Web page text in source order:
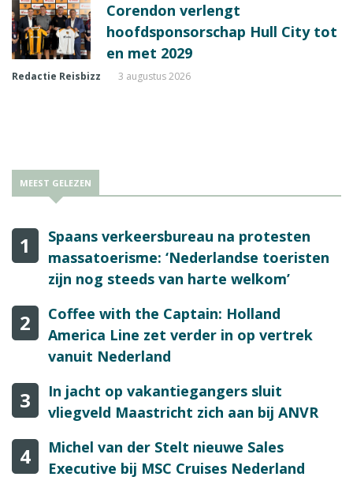
Corendon verlengt
hoofdsponsorschap Hull City tot
en met 2029
Redactie Reisbizz 3 augustus 2026
MEEST GELEZEN
1
Spaans verkeersbureau na protesten
massatoerisme: ‘Nederlandse toeristen
zijn nog steeds van harte welkom’
2
Coffee with the Captain: Holland
America Line zet verder in op vertrek
vanuit Nederland
3
In jacht op vakantiegangers sluit
vliegveld Maastricht zich aan bij ANVR
4
Michel van der Stelt nieuwe Sales
Executive bij MSC Cruises Nederland